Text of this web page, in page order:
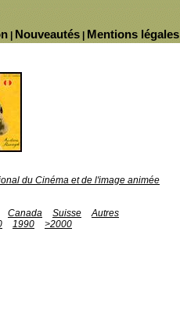
Mentions légales
Nouveautés
du Cinéma et de l'image animée
Canada Suisse
Autres
1990
>2000